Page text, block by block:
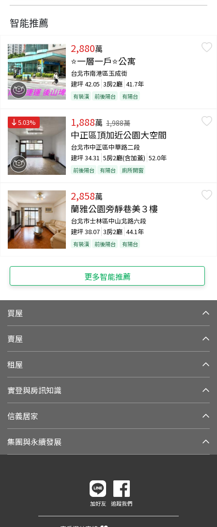
智能推薦
2,880萬
⭐一層一戶⭐公寓
台北市南港區玉成街
建坪42.05 3房2廳 41.7年
有裝潢 前後陽台 有陽台
5.03% 1,888萬 1,988萬
中正區頂加近公園大空間
台北市中正區中華路二段
建坪34.31 5房2廳(含加蓋) 52.0年
前後陽台 有陽台 廁所開窗
2,858萬
蘭雅公園旁靜巷美３樓
台北市士林區中山北路六段
建坪38.07 3房2廳 44.1年
有裝潢 前後陽台 有陽台
更多智能推薦
買屋
賣屋
租屋
實登與房訊知識
信義居家
集團與永續發展
加好友 追蹤我們